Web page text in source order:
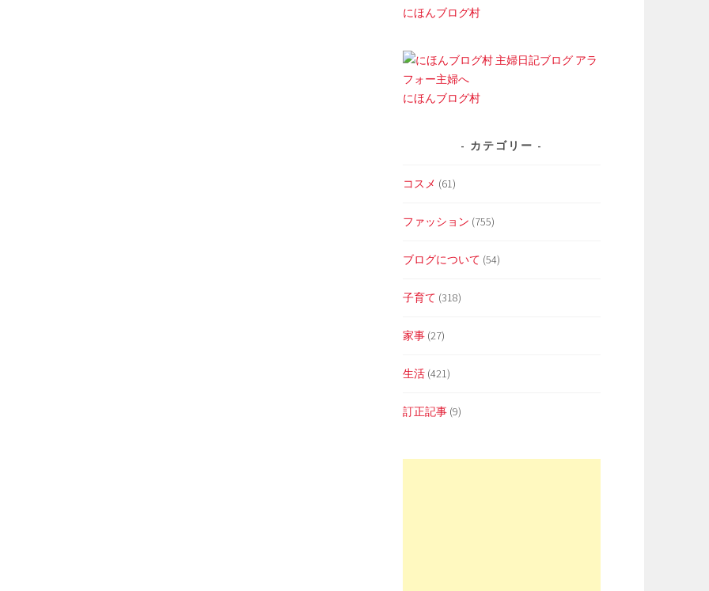
にほんブログ村
にほんブログ村
カテゴリー
コスメ (61)
ファッション (755)
ブログについて (54)
子育て (318)
家事 (27)
生活 (421)
訂正記事 (9)